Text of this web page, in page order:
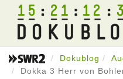
15 21 12
Dokublog
Dokka 3 Herr von